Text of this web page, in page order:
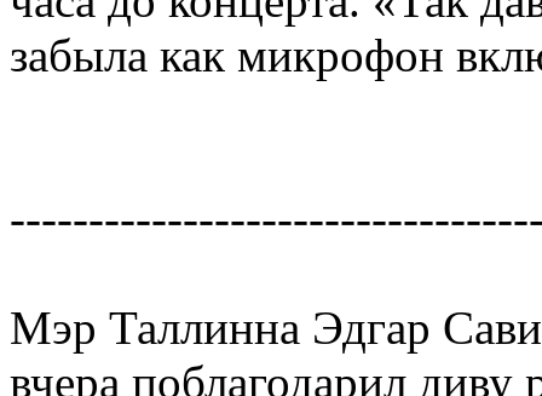
забыла как микрофон
Мэр Таллинна Эдгар
вчера поблагодарил